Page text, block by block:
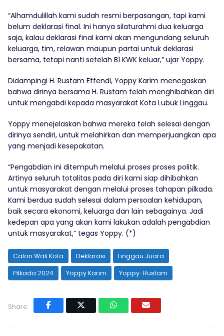
“Alhamdulillah kami sudah resmi berpasangan, tapi kami
belum deklarasi final. Ini hanya silaturahmi dua keluarga
saja, kalau deklarasi final kami akan mengundang seluruh
keluarga, tim, relawan maupun partai untuk deklarasi
bersama, tetapi nanti setelah B1 KWK keluar,” ujar Yoppy.
Didampingi H. Rustam Effendi, Yoppy Karim menegaskan
bahwa dirinya bersama H. Rustam telah menghibahkan diri
untuk mengabdi kepada masyarakat Kota Lubuk Linggau.
Yoppy menejelaskan bahwa mereka telah selesai dengan
dirinya sendiri, untuk melahirkan dan memperjuangkan apa
yang menjadi kesepakatan.
“Pengabdian ini ditempuh melalui proses proses politik.
Artinya seluruh totalitas pada diri kami siap dihibahkan
untuk masyarakat dengan melalui proses tahapan pilkada.
Kami berdua sudah selesai dalam persoalan kehidupan,
baik secara ekonomi, keluarga dan lain sebagainya. Jadi
kedepan apa yang akan kami lakukan adalah pengabdian
untuk masyarakat,” tegas Yoppy. (*)
Calon Wali Kota Deklarasi
Linggau Juara
Pilkada 2024
Yoppy Karim Yoppy-Rustam
Share: